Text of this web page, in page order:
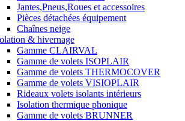
Jantes,Pneus,Roues et accessoires
Pièces détachées équipement
Chaînes neige
& hivernage
Gamme CLAIRVAL
Gamme de volets ISOPLAIR
Gamme de volets THERMOCOVER
Gamme de volets VISIOPLAIR
Rideaux volets isolants intérieurs
Isolation thermique phonique
Gamme de volets BRUNNER